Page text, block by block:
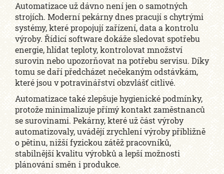
Automatizace už dávno není jen o samotných
strojích. Moderní pekárny dnes pracují s chytrými
systémy, které propojují zařízení, data a kontrolu
výroby. Řídicí software dokáže sledovat spotřebu
energie, hlídat teploty, kontrolovat množství
surovin nebo upozorňovat na potřebu servisu. Díky
tomu se daří předcházet nečekaným odstávkám,
které jsou v potravinářství obzvlášť citlivé.
Automatizace také zlepšuje hygienické podmínky,
protože minimalizuje přímý kontakt zaměstnanců
se surovinami. Pekárny, které už část výroby
automatizovaly, uvádějí zrychlení výroby přibližně
o pětinu, nižší fyzickou zátěž pracovníků,
stabilnější kvalitu výrobků a lepší možnosti
plánování směn i produkce.